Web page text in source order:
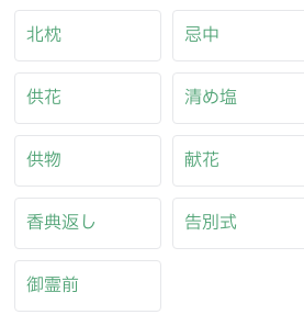
北枕 忌中
供花 清め塩
供物 献花
香典返し 告別式
御霊前